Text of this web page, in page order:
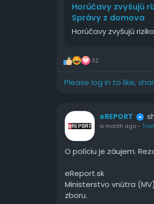
Horúčavy zvyšujú
Správy z domova
Horúčavy zvyšujú
32
Please log in to like,
eREPORT
a month ago-
O políciu je záujem.
eReport.sk
Ministerstvo vnútra
zboru.